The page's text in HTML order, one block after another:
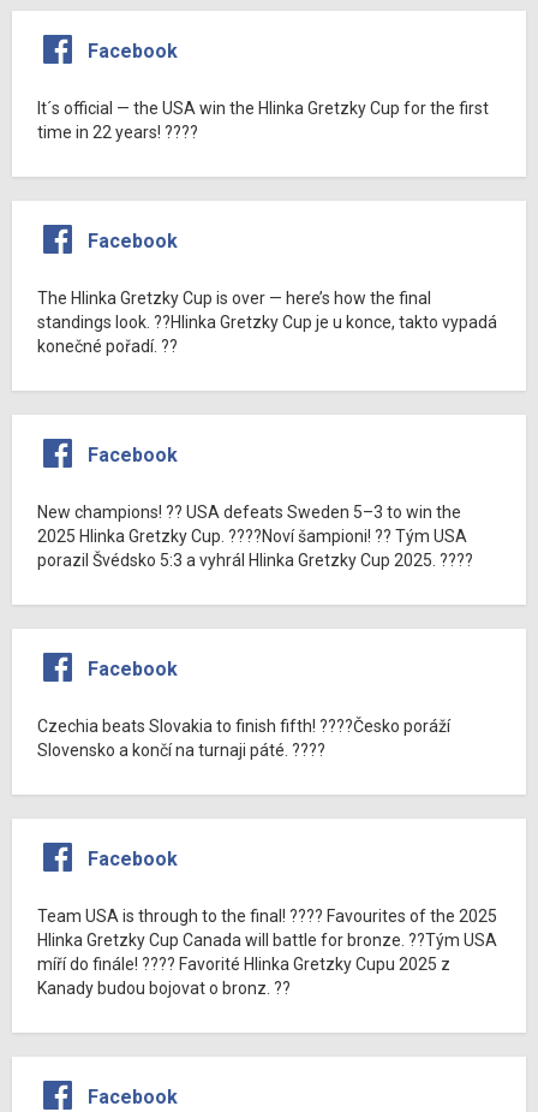
Facebook
It´s official — the USA win the Hlinka Gretzky Cup for the first
time in 22 years! ????
Facebook
The Hlinka Gretzky Cup is over — here’s how the final
standings look. ??Hlinka Gretzky Cup je u konce, takto vypadá
konečné pořadí. ??
Facebook
New champions! ?? USA defeats Sweden 5–3 to win the
2025 Hlinka Gretzky Cup. ????Noví šampioni! ?? Tým USA
porazil Švédsko 5:3 a vyhrál Hlinka Gretzky Cup 2025. ????
Facebook
Czechia beats Slovakia to finish fifth! ????Česko poráží
Slovensko a končí na turnaji páté. ????
Facebook
Team USA is through to the final! ???? Favourites of the 2025
Hlinka Gretzky Cup Canada will battle for bronze. ??Tým USA
míří do finále! ???? Favorité Hlinka Gretzky Cupu 2025 z
Kanady budou bojovat o bronz. ??
Facebook